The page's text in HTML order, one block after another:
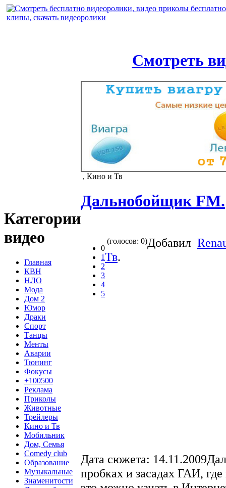
Смотреть
Категории
видео
Главная
КВН
НЛО
Мода
Дом 2
Юмор
Драки
Спорт
Танцы
Менты
Аварии
Тюнинг
Фокусы
+100500
Реклама
Приколы
Животные
Трейлеры
Кино и Тв
Мобильник
Дом, Семья
Comedy club
Образование
Музыкальные
Знаменитости
, Кино и Тв
Дальнобойщик FM.
0
1
2
3
4
5
(голосов: 0)Добавил
Тв.
Дата сюжета:
пробках и засадах ГАИ,